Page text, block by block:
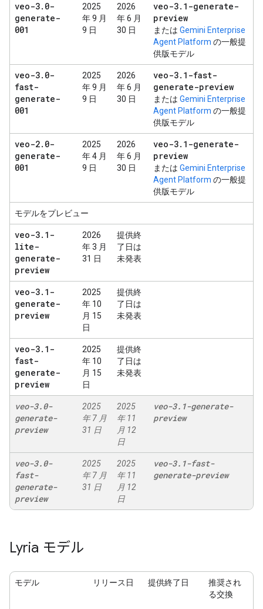
veo-3. 0-
generate-
001
2025
年 9 月
9 日
2026
年 6 月
30 日
veo-3. 1-generate-
preview
または Gemini Enterprise
Agent Platform の一般提
供版モデル
veo-3. 0-
fast-
generate-
001
2025
年 9 月
9 日
2026
年 6 月
30 日
veo-3. 1-fast-
generate-preview
または Gemini Enterprise
Agent Platform の一般提
供版モデル
veo-2. 0-
generate-
001
2025
年 4 月
9 日
2026
年 6 月
30 日
veo-3. 1-generate-
preview
または Gemini Enterprise
Agent Platform の一般提
供版モデル
モデルをプレビュー
veo-3. 1-
lite-
generate-
preview
2026
年 3 月
31 日
提供終
了日は
未発表
veo-3. 1-
generate-
preview
2025
年 10
月 15
日
提供終
了日は
未発表
veo-3. 1-
fast-
generate-
preview
2025
年 10
月 15
日
提供終
了日は
未発表
veo-3.0-
generate-
preview
2025
年 7 月
31 日
2025
年 11
月 12
日
veo-3. 1-generate-
preview
veo-3.0-
fast-
generate-
preview
2025
年 7 月
31 日
2025
年 11
月 12
日
veo-3. 1-fast-
generate-preview
Lyria モデル
モデル リリース日 提供終了日
推奨され
る交換